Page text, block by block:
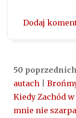
Dodaj
50
autach
Kiedy Zachód
mnie nie